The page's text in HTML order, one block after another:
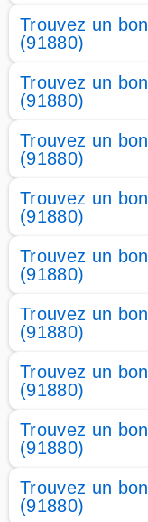
Trouvez un
(91880)
Trouvez un
(91880)
Trouvez un
(91880)
Trouvez un
(91880)
Trouvez un
(91880)
Trouvez un
(91880)
Trouvez un
(91880)
Trouvez un
(91880)
Trouvez un
(91880)